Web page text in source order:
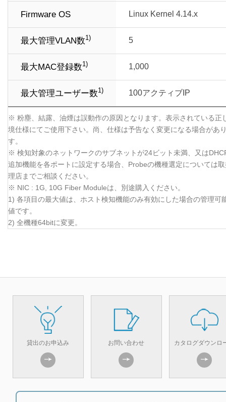
Firmware OS Linux Kernel 4.14.x
最大管理VLAN数1) 5
最大MAC登録数1) 1,000
最大管理ユーザー数1) 100アクティブIP
※ 粉塵、結露、油煙は誤動作の原因となります。表示されている正
境仕様にてご使用下さい。尚、仕様は予告なく変更になる場合があ
す。
※ 検知対象のネットワークのサブネットが24ビット未満、又は
追加機能を各ポートに設定する場合、Probeの機種選定については
理店までご相談ください。
※ NIC : 1G, 10G Fiber Moduleは、別途購入ください。
1) 各項目の最大値は、ホスト検知機能のみ有効にした場合の管理可
値です。
2) 全機種64bitに変更。
貸出のお申込み お問い合わせ カタログダウンロ